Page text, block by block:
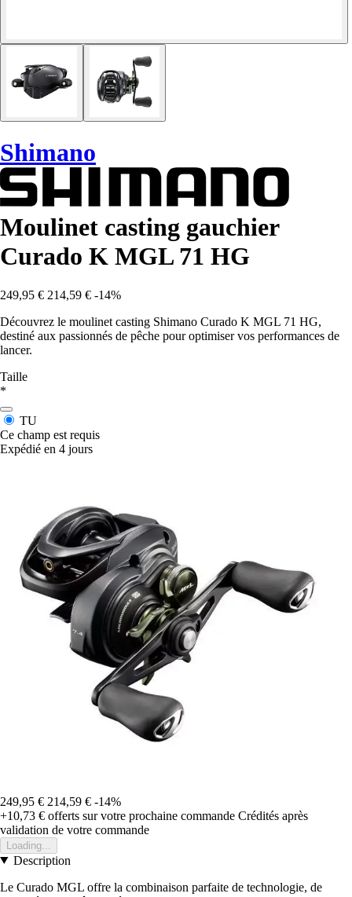
Shimano
Moulinet casting gauchier
Curado K MGL 71 HG
249,95 € 214,59 € -14%
Découvrez le moulinet casting Shimano Curado K MGL 71 HG,
destiné aux passionnés de pêche pour optimiser vos performances de
lancer.
Taille
*
TU
Ce champ est requis
Expédié en 4 jours
249,95 € 214,59 € -14%
+10,73 € offerts sur votre prochaine commande Crédités après
validation de votre commande
Loading...
Description
Le Curado MGL offre la combinaison parfaite de technologie, de